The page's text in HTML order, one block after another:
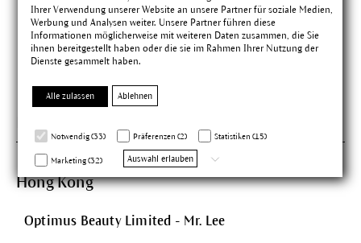
Ihrer Verwendung unserer Website an unsere Partner für soziale Medien,
Werbung und Analysen weiter. Unsere Partner führen diese
Informationen möglicherweise mit weiteren Daten zusammen, die Sie
ihnen bereitgestellt haben oder die sie im Rahmen Ihrer Nutzung der
Dienste gesammelt haben.
Alle zulassen Ablehnen
Notwendig (33) Präferenzen (2) Statistiken (15)
Marketing (32) Auswahl erlauben
www.walaarzneimittel.de
www.drhauschka.de/
info@wala.de
Hong Kong
Optimus Beauty Limited - Mr. Lee